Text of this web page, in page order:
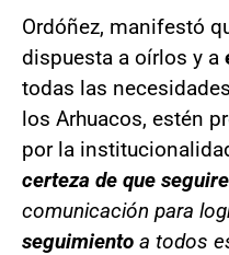
Ordóñez, manifestó
dispuesta a oírlos y a
todas las
los Arhuacos, estén
por la
certeza de que
comunicación para
seguimiento a todos